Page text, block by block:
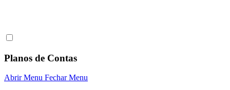
Planos de Contas
Abrir Menu Fechar Menu